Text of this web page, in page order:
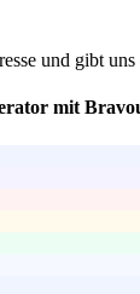
und gibt
mit